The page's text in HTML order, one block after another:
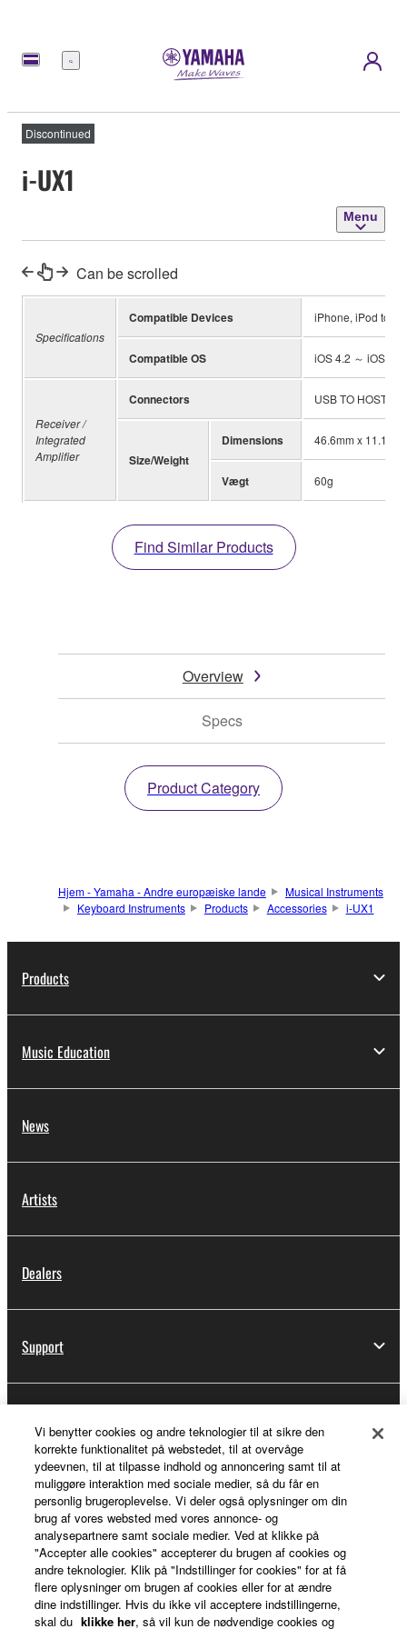
Menu
Discontinued
i-UX1
Menu
Can be scrolled
Specifications
Compatible Devices iPhone, iPod
Compatible OS iOS 4.2 ～ iOS 7.x
Receiver /
Integrated
Amplifier
Connectors USB TO HOST /
Size/Weight
Dimensions 46.6mm x
Vægt 60g
Find Similar Products
Overview
Specs
Product Category
Hjem - Yamaha - Andre europæiske lande
Musical Instruments
Keyboard Instruments
Products Accessories i-UX1
Products
Music Education
News
Artists
Dealers
Support
About Yamaha
Danmark - English
Business
Vi benytter cookies og andre teknologier til at sikre den
korrekte funktionalitet på webstedet, til at overvåge
ydeevnen, til at tilpasse indhold og annoncering samt til at
muliggøre interaktion med sociale medier, så du får en
personlig brugeroplevelse. Vi deler også oplysninger om din
brug af vores websted med vores annonce- og
analysepartnere samt sociale medier. Ved at klikke på
"Accepter alle cookies" accepterer du brugen af cookies og
andre teknologier. Klik på "Indstillinger for cookies" for at få
flere oplysninger om brugen af cookies eller for at ændre
dine indstillinger. Hvis du ikke vil acceptere indstillingerne,
skal du klikke her, så vil kun de nødvendige cookies og